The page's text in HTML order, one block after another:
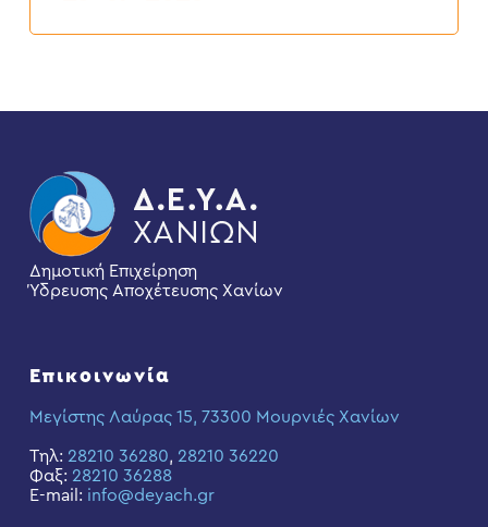
Δημοτική Επιχείρηση
Ύδρευσης Αποχέτευσης Χανίων
Επικοινωνία
Μεγίστης Λαύρας 15, 73300 Μουρνιές Χανίων
Τηλ: 28210 36280, 28210 36220
Φαξ: 28210 36288
E-mail: info@deyach.gr